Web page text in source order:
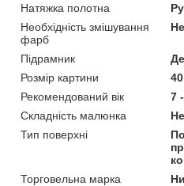
Натяжка полотна
Необхідність змішування
фарб
Підрамник
Розмір картини
Рекомендований вік
7
Складність малюнка
Тип поверхні
Торговельна марка